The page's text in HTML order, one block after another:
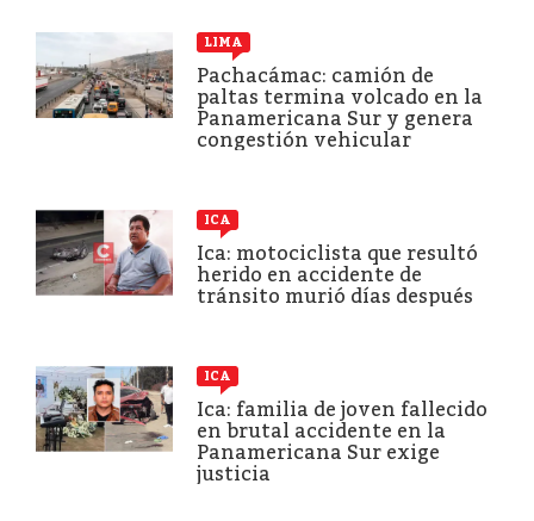
LIMA
Pachacámac: camión de
paltas termina volcado en la
Panamericana Sur y genera
congestión vehicular
ICA
Ica: motociclista que resultó
herido en accidente de
tránsito murió días después
ICA
Ica: familia de joven fallecido
en brutal accidente en la
Panamericana Sur exige
justicia